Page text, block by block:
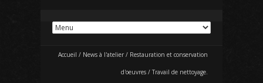
Accueil / News à l'atelier / Restauration et conservation
d'oeuvres / Travail de nettoyage.